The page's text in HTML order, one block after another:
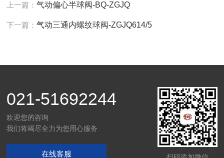
上一篇：气动偏心半球阀-BQ-ZGJQ
下一篇：气动三通内螺纹球阀-ZGJQ614/5
021-51692244
欢迎您的咨询
我们将竭尽全力为您用心服务
在线客服